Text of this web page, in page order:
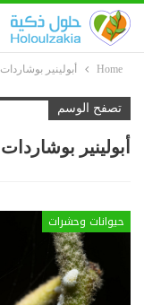
Home أبولينير بوشاردات
تصفح الوسم
أبولينير بوشاردات
حيوانات وحشرات